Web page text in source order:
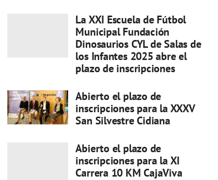
La XXI Escuela de Fútbol
Municipal Fundación
Dinosaurios CYL de Salas de
los Infantes 2025 abre el
plazo de inscripciones
Abierto el plazo de
inscripciones para la XXXV
San Silvestre Cidiana
Abierto el plazo de
inscripciones para la XI
Carrera 10 KM CajaViva